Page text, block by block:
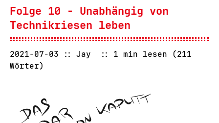
Folge 10 - Unabhängig von
Technikriesen leben
2021-07-03 Jay
1 min lesen (211
Wörter)